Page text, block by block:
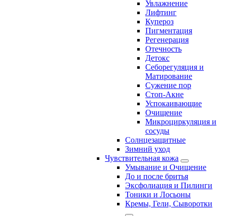
Увлажнение
Лифтинг
Купероз
Пигментация
Регенерация
Отечность
Детокс
Себорегуляция и
Матирование
Сужение пор
Стоп-Акне
Успокаивающие
Очищение
Микроциркуляция и
сосуды
Солнцезащитные
Зимний уход
Чувствительная кожа
Умывание и Очищение
До и после бритья
Эксфолиация и Пилинги
Тоники и Лосьоны
Кремы, Гели, Сыворотки